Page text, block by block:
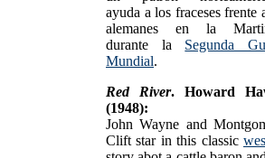
ayuda a los fraceses frente
alemanes en la
durante la Segunda
Mundial.
Red River. Howard
(1948):
John Wayne and
Clift star in this classic